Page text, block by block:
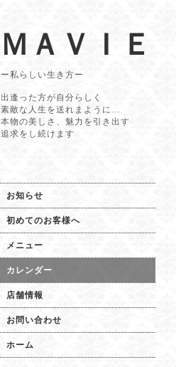
ＭＡＶＩＥ
ー私らしい生き方ー
出逢った方が自分らしく
素敵な人生を送れまように…
本物の美しさ、魅力を引き出す
追求をし続けます
お知らせ
初めてのお客様へ
メニュー
カレンダー
店舗情報
お問い合わせ
ホーム